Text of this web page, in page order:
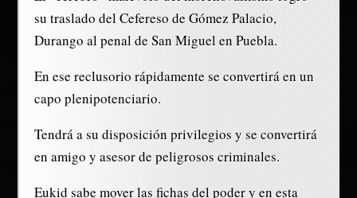
su traslado del Cefereso de Gómez Palacio,
Durango al penal de San Miguel en Puebla.
En ese reclusorio rápidamente se convertirá en un
capo plenipotenciario.
Tendrá a su disposición privilegios y se convertirá
en amigo y asesor de peligrosos criminales.
Eukid sabe mover las fichas del poder y en esta